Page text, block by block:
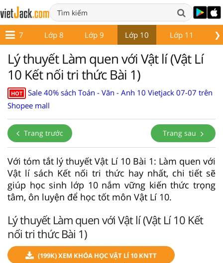
❯
Lớp 7 Lớp 8 Lớp 9 Lớp 10 Lớp 11
Lý thuyết Làm quen với Vật lí (Vật Lí
10 Kết nối tri thức Bài 1)
HOT
Sale 40% sách Toán - Văn - Anh 10 Vietjack 07-07 trên
Shopee mall
Trang trước Trang sau
Với tóm tắt lý thuyết Vật Lí 10 Bài 1: Làm quen với
Vật lí sách Kết nối tri thức hay nhất, chi tiết sẽ
giúp học sinh lớp 10 nắm vững kiến thức trọng
tâm, ôn luyện để học tốt môn Vật Lí 10.
Lý thuyết Làm quen với Vật lí (Vật Lí 10 Kết
nối tri thức Bài 1)
(199K) XEM KHÓA HỌC VẬT LÍ 10 KNTT